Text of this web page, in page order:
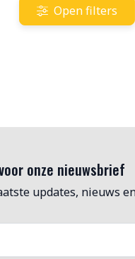
Open filters
onze nieuwsbrief
updates, nieuws